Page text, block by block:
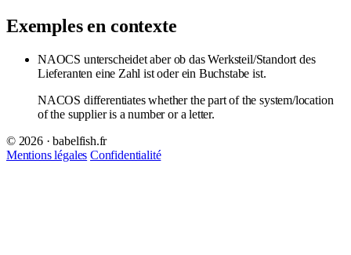
Exemples en contexte
NAOCS unterscheidet aber ob das Werksteil/Standort des
Lieferanten eine Zahl ist oder ein Buchstabe ist.
NACOS differentiates whether the part of the system/location
of the supplier is a number or a letter.
© 2026 · babelfish.fr
Mentions légales Confidentialité